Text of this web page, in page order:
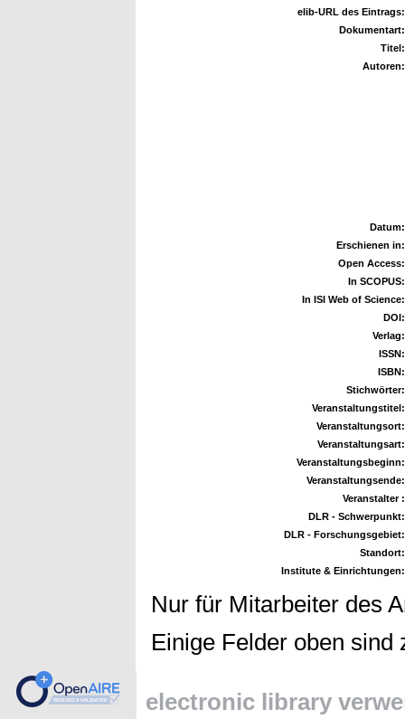
elib-URL des Eintrags:
Dokumentart:
Titel:
Autoren:
Datum:
Erschienen in:
Open Access:
In SCOPUS:
In ISI Web of Science:
DOI:
Verlag:
ISSN:
ISBN:
Stichwörter:
Veranstaltungstitel:
Veranstaltungsort:
Veranstaltungsart:
Veranstaltungsbeginn:
Veranstaltungsende:
Veranstalter :
DLR - Schwerpunkt:
DLR - Forschungsgebiet:
Standort:
Institute & Einrichtungen:
Nur für Mitarbeiter des
Einige Felder oben
electronic library